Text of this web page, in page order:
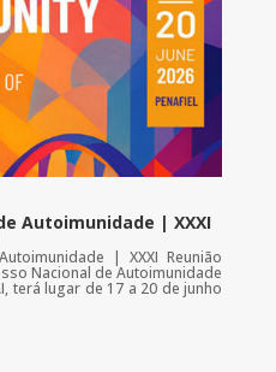
Autoimunidade | XXXI
| XXXI Reunião
Nacional de Autoimunidade
terá lugar de 17 a 20 de junho